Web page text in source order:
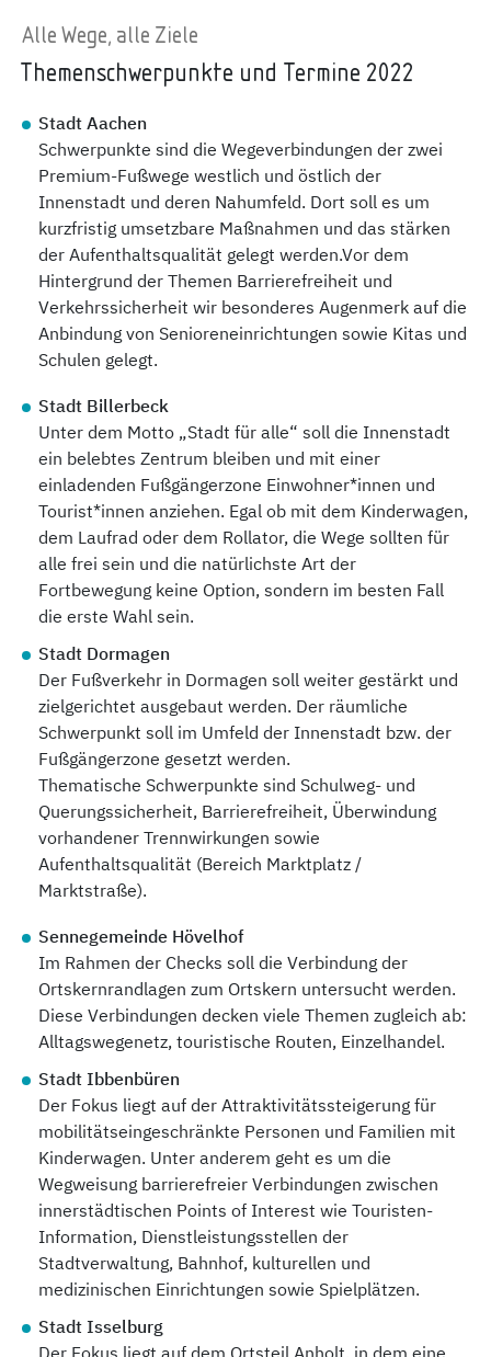
Alle Wege, alle Ziele
Themenschwerpunkte und Termine 2022
Stadt Aachen
Schwerpunkte sind die Wegeverbindungen der zwei
Premium-Fußwege westlich und östlich der
Innenstadt und deren Nahumfeld. Dort soll es um
kurzfristig umsetzbare Maßnahmen und das stärken
der Aufenthaltsqualität gelegt werden.Vor dem
Hintergrund der Themen Barrierefreiheit und
Verkehrssicherheit wir besonderes Augenmerk auf die
Anbindung von Senioreneinrichtungen sowie Kitas und
Schulen gelegt.
Stadt Billerbeck
Unter dem Motto „Stadt für alle“ soll die Innenstadt
ein belebtes Zentrum bleiben und mit einer
einladenden Fußgängerzone Einwohner*innen und
Tourist*innen anziehen. Egal ob mit dem Kinderwagen,
dem Laufrad oder dem Rollator, die Wege sollten für
alle frei sein und die natürlichste Art der
Fortbewegung keine Option, sondern im besten Fall
die erste Wahl sein.
Stadt Dormagen
Der Fußverkehr in Dormagen soll weiter gestärkt und
zielgerichtet ausgebaut werden. Der räumliche
Schwerpunkt soll im Umfeld der Innenstadt bzw. der
Fußgängerzone gesetzt werden.
Thematische Schwerpunkte sind Schulweg- und
Querungssicherheit, Barrierefreiheit, Überwindung
vorhandener Trennwirkungen sowie
Aufenthaltsqualität (Bereich Marktplatz /
Marktstraße).
Sennegemeinde Hövelhof
Im Rahmen der Checks soll die Verbindung der
Ortskernrandlagen zum Ortskern untersucht werden.
Diese Verbindungen decken viele Themen zugleich ab:
Alltagswegenetz, touristische Routen, Einzelhandel.
Stadt Ibbenbüren
Der Fokus liegt auf der Attraktivitätssteigerung für
mobilitätseingeschränkte Personen und Familien mit
Kinderwagen. Unter anderem geht es um die
Wegweisung barrierefreier Verbindungen zwischen
innerstädtischen Points of Interest wie Touristen-
Information, Dienstleistungsstellen der
Stadtverwaltung, Bahnhof, kulturellen und
medizinischen Einrichtungen sowie Spielplätzen.
Stadt Isselburg